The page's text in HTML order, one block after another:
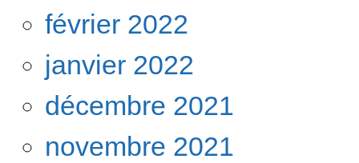
février 2022
janvier 2022
décembre 2021
novembre 2021